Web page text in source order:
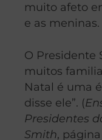
muito afeto
e as meninas.
O Presidente
muitos
Natal é uma
disse ele”. (
Presidentes
Smith, página